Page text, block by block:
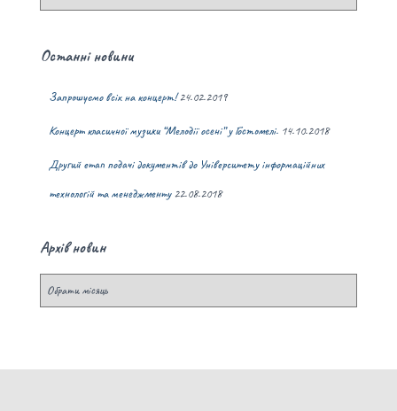
Останні новини
Запрошуємо всіх на концерт! 24.02.2019
Концерт класичної музики “Мелодії осені” у Гостомелі. 14.10.2018
Другий етап подачі документів до Університету інформаційних
технологій та менеджменту 22.08.2018
Архів новин